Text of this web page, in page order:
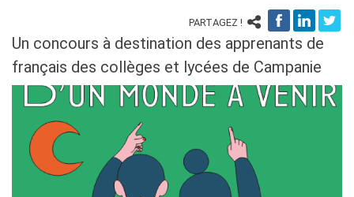
QUI SOMMES-NOUS ?
L'équipe
Contacts et horaires
IF Italia
Nos partenaires
Diventare sponsor
Certificazione ISO UNI EN
9001: 2015
PARTAGEZ !
Un concours à destination des apprenants de
français des collèges et lycées de Campanie